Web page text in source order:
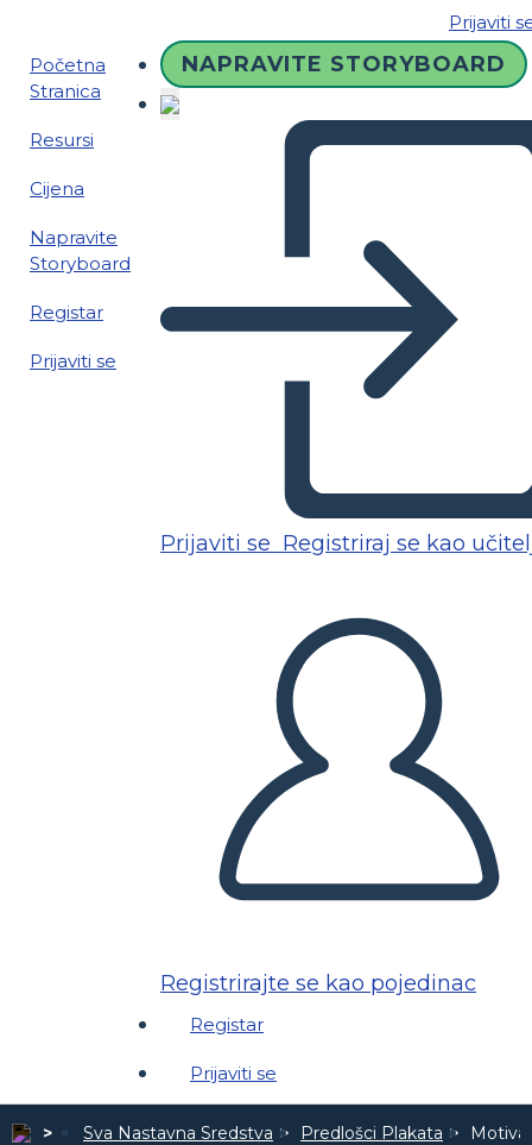
Prijaviti
Početna
Stranica
Resursi
Cijena
Napravite
Storyboard
Registar
Prijaviti se
NAPRAVITE STORYBOARD
Prijaviti se Registriraj se kao
Registrirajte se kao pojedinac
Registar
Prijaviti se
Sva Nastavna Sredstva Predlošci Plakata